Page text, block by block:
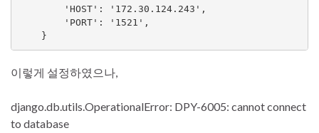
        'HOST': '172.30.124.243',
        'PORT': '1521',
    }
이렇게 설정하였으나,
django.db.utils.OperationalError: DPY-6005: cannot connect
to database